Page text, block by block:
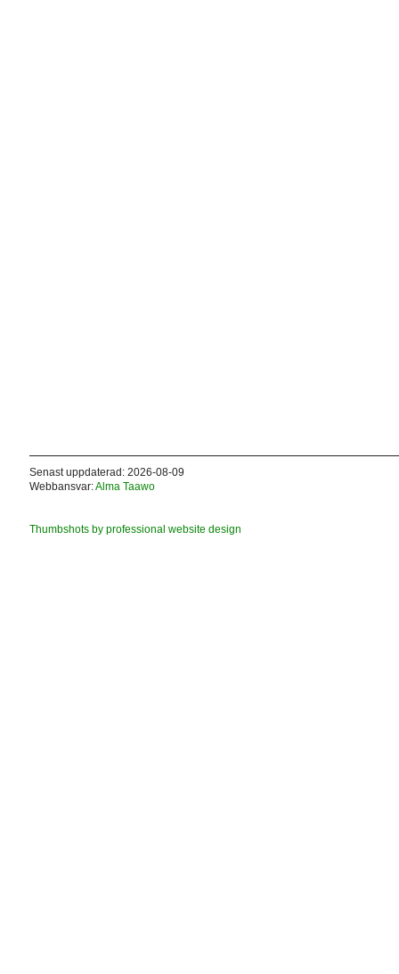
Senast uppdaterad: 2026-08-09
Webbansvar:Alma Taawo
Thumbshots by professional website design